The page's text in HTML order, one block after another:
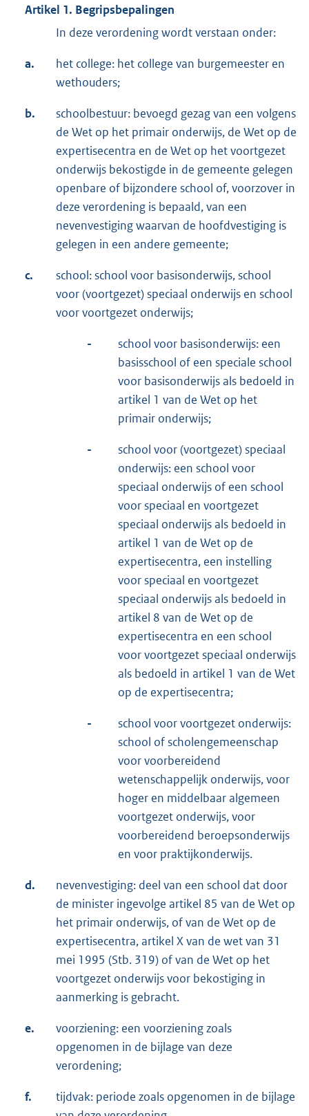
Artikel 1. Begripsbepalingen
In deze verordening wordt verstaan onder:
a.
het college: het college van burgemeester en
wethouders;
b.
schoolbestuur: bevoegd gezag van een volgens
de Wet op het primair onderwijs, de Wet op de
expertisecentra en de Wet op het voortgezet
onderwijs bekostigde in de gemeente gelegen
openbare of bijzondere school of, voorzover in
deze verordening is bepaald, van een
nevenvestiging waarvan de hoofdvestiging is
gelegen in een andere gemeente;
c.
school: school voor basisonderwijs, school
voor (voortgezet) speciaal onderwijs en school
voor voortgezet onderwijs;
-
school voor basisonderwijs: een
basisschool of een speciale school
voor basisonderwijs als bedoeld in
artikel 1 van de Wet op het
primair onderwijs;
-
school voor (voortgezet) speciaal
onderwijs: een school voor
speciaal onderwijs of een school
voor speciaal en voortgezet
speciaal onderwijs als bedoeld in
artikel 1 van de Wet op de
expertisecentra, een instelling
voor speciaal en voortgezet
speciaal onderwijs als bedoeld in
artikel 8 van de Wet op de
expertisecentra en een school
voor voortgezet speciaal onderwijs
als bedoeld in artikel 1 van de Wet
op de expertisecentra;
-
school voor voortgezet onderwijs:
school of scholengemeenschap
voor voorbereidend
wetenschappelijk onderwijs, voor
hoger en middelbaar algemeen
voortgezet onderwijs, voor
voorbereidend beroepsonderwijs
en voor praktijkonderwijs.
d.
nevenvestiging: deel van een school dat door
de minister ingevolge artikel 85 van de Wet op
het primair onderwijs, of van de Wet op de
expertisecentra, artikel X van de wet van 31
mei 1995 (Stb. 319) of van de Wet op het
voortgezet onderwijs voor bekostiging in
aanmerking is gebracht.
e.
voorziening: een voorziening zoals
opgenomen in de bijlage van deze
verordening;
f.
tijdvak: periode zoals opgenomen in de bijlage